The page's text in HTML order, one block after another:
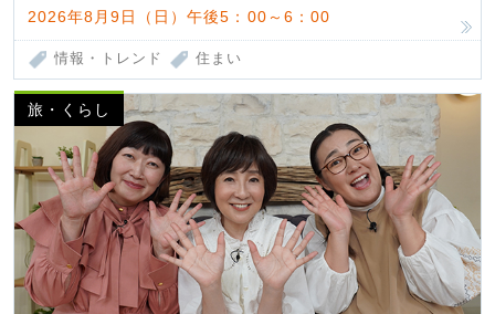
2026年8月9日（日）午後5：00～6：00
情報・トレンド 住まい
旅・くらし